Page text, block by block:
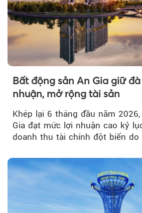
Bất động sản An Gia giữ
nhuận, mở rộng tài sản
Khép lại 6 tháng đầu năm
Gia đạt mức lợi nhuận cao kỷ
doanh thu tài chính đột biến do